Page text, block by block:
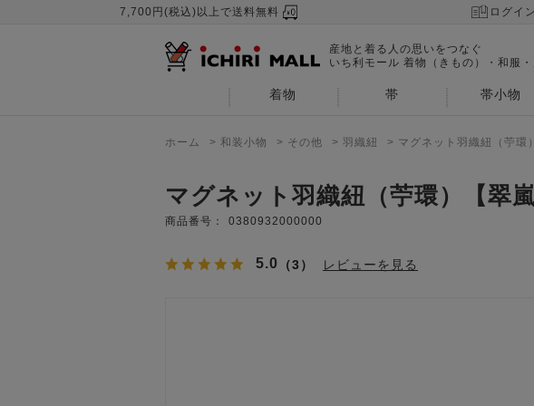
7,700円(税込)以上で送料無料 ログイン
産地と着る人の思いをつなぐ
いち利モール 着物（きもの）・和服
着物 帯 帯小物
ホーム > 和装小物 > その他 > 羽織紐 > マグネット羽織紐（苧環
マグネット羽織紐（苧環）【翠嵐
商品番号： 0380932000000
5.0 （3） レビューを見る